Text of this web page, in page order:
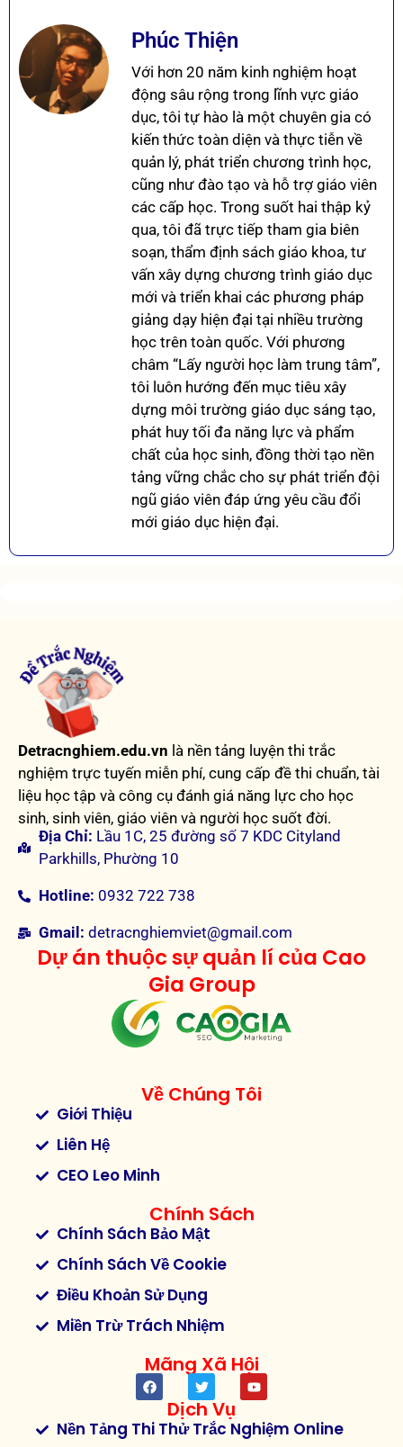
Phúc Thiện
Với hơn 20 năm kinh nghiệm hoạt
động sâu rộng trong lĩnh vực giáo
dục, tôi tự hào là một chuyên gia có
kiến thức toàn diện và thực tiễn về
quản lý, phát triển chương trình học,
cũng như đào tạo và hỗ trợ giáo viên
các cấp học. Trong suốt hai thập kỷ
qua, tôi đã trực tiếp tham gia biên
soạn, thẩm định sách giáo khoa, tư
vấn xây dựng chương trình giáo dục
mới và triển khai các phương pháp
giảng dạy hiện đại tại nhiều trường
học trên toàn quốc. Với phương
châm “Lấy người học làm trung tâm”,
tôi luôn hướng đến mục tiêu xây
dựng môi trường giáo dục sáng tạo,
phát huy tối đa năng lực và phẩm
chất của học sinh, đồng thời tạo nền
tảng vững chắc cho sự phát triển đội
ngũ giáo viên đáp ứng yêu cầu đổi
mới giáo dục hiện đại.
Detracnghiem.edu.vn là nền tảng luyện thi trắc
nghiệm trực tuyến miễn phí, cung cấp đề thi chuẩn, tài
liệu học tập và công cụ đánh giá năng lực cho học
sinh, sinh viên, giáo viên và người học suốt đời.
Địa Chỉ: Lầu 1C, 25 đường số 7 KDC Cityland
Parkhills, Phường 10
Hotline: 0932 722 738
Gmail: detracnghiemviet@gmail.com
Dự án thuộc sự quản lí của Cao
Gia Group
Về Chúng Tôi
Giới Thiệu
Liên Hệ
CEO Leo Minh
Chính Sách
Chính Sách Bảo Mật
Chính Sách Về Cookie
Điều Khoản Sử Dụng
Miền Trừ Trách Nhiệm
Mãng Xã Hội
Dịch Vụ
Nền Tảng Thi Thử Trắc Nghiệm Online